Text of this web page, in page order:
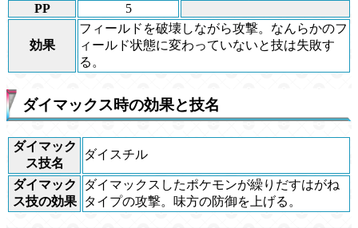
PP
5
効果
フィールドを破壊しながら攻撃。なんらかのフ
ィールド状態に変わっていないと技は失敗す
る。
ダイマックス時の効果と技名
ダイマック
ス技名
ダイスチル
ダイマック
ス技の効果
ダイマックスしたポケモンが繰りだすはがね
タイプの攻撃。味方の防御を上げる。